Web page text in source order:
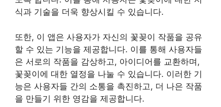
식과 기술을 더욱 향상시킬 수 있습니다.
또한, 이 앱은 사용자가 자신의 꽃꽂이 작품을 공유
할 수 있는 기능을 제공합니다. 이를 통해 사용자들
은 서로의 작품을 감상하고, 아이디어를 교환하며,
꽃꽂이에 대한 열정을 나눌 수 있습니다. 이러한 기
능은 사용자들 간의 소통을 촉진하고, 더 나은 작품
을 만들기 위한 영감을 제공합니다.